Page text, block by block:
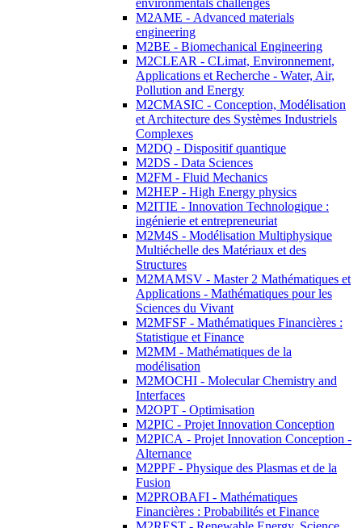
environmentals challenges
M2AME - Advanced materials
engineering
M2BE - Biomechanical Engineering
M2CLEAR - CLimat, Environnement,
Applications et Recherche - Water, Air,
Pollution and Energy
M2CMASIC - Conception, Modélisation
et Architecture des Systèmes Industriels
Complexes
M2DQ - Dispositif quantique
M2DS - Data Sciences
M2FM - Fluid Mechanics
M2HEP - High Energy physics
M2ITIE - Innovation Technologique :
ingénierie et entrepreneuriat
M2M4S - Modélisation Multiphysique
Multiéchelle des Matériaux et des
Structures
M2MAMSV - Master 2 Mathématiques et
Applications - Mathématiques pour les
Sciences du Vivant
M2MFSF - Mathématiques Financières :
Statistique et Finance
M2MM - Mathématiques de la
modélisation
M2MOCHI - Molecular Chemistry and
Interfaces
M2OPT - Optimisation
M2PIC - Projet Innovation Conception
M2PICA - Projet Innovation Conception -
Alternance
M2PPF - Physique des Plasmas et de la
Fusion
M2PROBAFI - Mathématiques
Financières : Probabilités et Finance